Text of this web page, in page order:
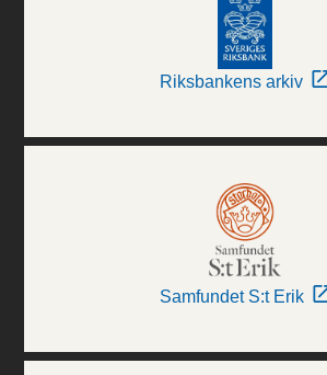
Riksbankens arkiv
Samfundet S:t Erik